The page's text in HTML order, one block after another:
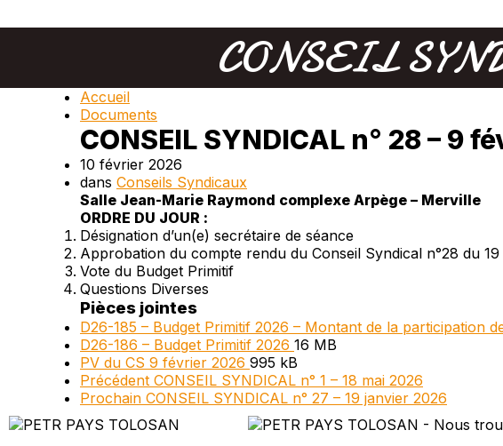
CONSEIL
Accueil
Documents
CONSEIL SYNDICAL n° 28 – 9
10 février 2026
dans Conseils Syndicaux
Salle Jean-Marie Raymond complexe Arpège – Merville
ORDRE DU JOUR :
Désignation d’un(e) secrétaire de séance
Approbation du compte rendu du Conseil Syndical n°28 du
Vote du Budget Primitif
Questions Diverses
Pièces jointes
D26-185 – Budget Primitif 2026 – Montant de la participation
D26-186 – Budget Primitif 2026 16 MB
PV du CS 9 février 2026 995 kB
Précédent CONSEIL SYNDICAL n° 1 – 18 mai 2026
Prochain CONSEIL SYNDICAL n° 27 – 19 janvier 2026